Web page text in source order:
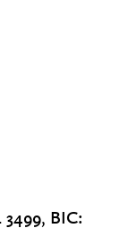
3499, BIC: